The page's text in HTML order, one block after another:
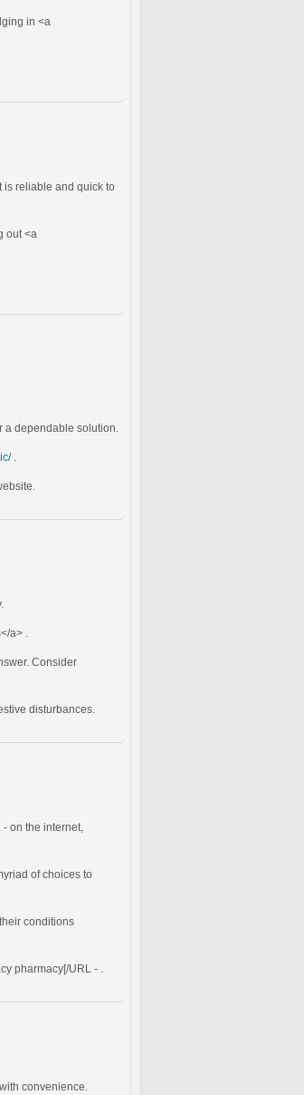
in <a
is reliable and quick to
out <a
dependable solution.
.
a> .
Consider
disturbances.
on the internet,
of choices to
conditions
pharmacy[/URL - .
convenience.